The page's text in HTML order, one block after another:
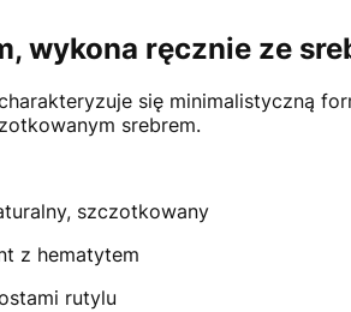
wykona ręcznie ze
się minimalistyczną
srebrem.
szczotkowany
z hematytem
rutylu